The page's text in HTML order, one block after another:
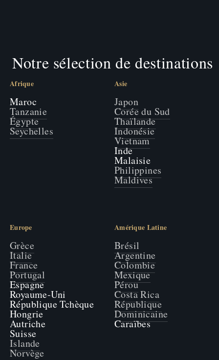
Notre sélection de destinations
Afrique
Maroc
Tanzanie
Égypte
Seychelles
Asie
Japon
Corée du Sud
Thaïlande
Indonésie
Vietnam
Inde
Malaisie
Philippines
Maldives
Europe
Grèce
Italie
France
Portugal
Espagne
Royaume-Uni
République Tchèque
Hongrie
Autriche
Suisse
Islande
Norvège
Amérique Latine
Brésil
Argentine
Colombie
Mexique
Pérou
Costa Rica
République
Dominicaine
Caraïbes